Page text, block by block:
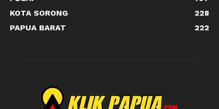
KOTA SORONG
228
PAPUA BARAT
222